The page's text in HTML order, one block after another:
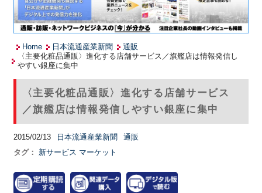
Home 日本流通産業新聞
通販
〈主要化粧品通販〉進化する店舗サービス／旗艦店は情報発信し
やすい銀座に集中
〈主要化粧品通販〉進化する店舗サービス
／旗艦店は情報発信しやすい銀座に集中
2015/02/13 日本流通産業新聞
通販
タグ：
新サービス マーケット